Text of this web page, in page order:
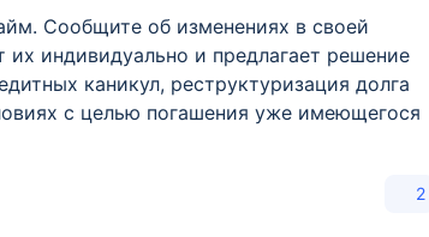
Сообщите об изменениях в своей
индивидуально и предлагает решение
каникул, реструктуризация долга
с целью погашения уже имеющегося
2